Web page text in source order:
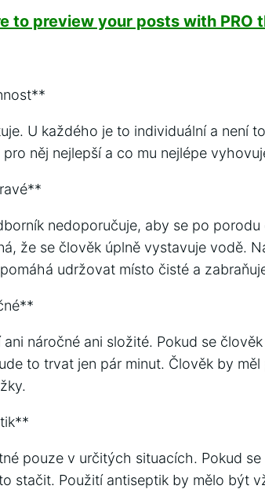
to preview your posts with PRO
U každého je to individuální a není
něj nejlepší a co mu nejlépe
nedoporučuje, aby se po porodu
že se člověk úplně vystavuje vodě.
udržovat místo čisté a
náročné ani složité. Pokud se
to trvat jen pár minut. Člověk by
pouze v určitých situacích. Pokud
stačit. Použití antiseptik by mělo být